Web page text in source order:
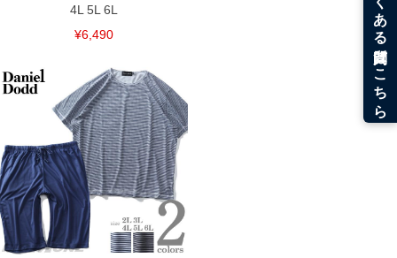
舗からのお取り寄せ等により、お客様にご迷惑をお掛けしてしまう場合がございま
す。そのようなことがない様最大限に努めておりますが、もしあった場合速やかにご
連絡させて頂きますので予めご了承ください。
DETAIL
4L 5L 6L
¥6,490